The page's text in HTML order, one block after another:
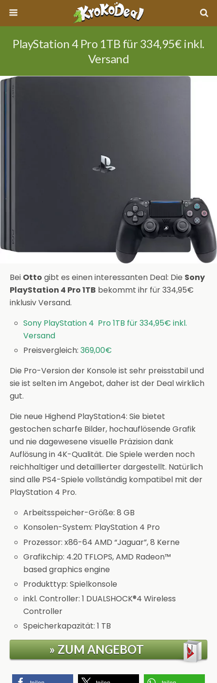
PlayStation 4 Pro 1TB für 334,95€ inkl.
Versand
Bei Otto gibt es einen interessanten Deal: Die Sony
PlayStation 4 Pro 1TB bekommt ihr für 334,95€
inklusiv Versand.
Sony PlayStation 4 Pro 1TB für 334,95€ inkl.
Versand
Preisvergleich:369,00€
Die Pro-Version der Konsole ist sehr preisstabil und
sie ist selten im Angebot, daher ist der Deal wirklich
gut.
Die neue Highend PlayStation4: Sie bietet
gestochen scharfe Bilder, hochauflösende Grafik
und nie dagewesene visuelle Präzision dank
Auflösung in 4K-Qualität. Die Spiele werden noch
reichhaltiger und detaillierter dargestellt. Natürlich
sind alle PS4-Spiele vollständig kompatibel mit der
PlayStation 4 Pro.
Arbeitsspeicher-Größe: 8 GB
Konsolen-System: PlayStation 4 Pro
Prozessor: x86-64 AMD “Jaguar”, 8 Kerne
Grafikchip: 4.20 TFLOPS, AMD Radeon™
based graphics engine
Produkttyp: Spielkonsole
inkl. Controller: 1 DUALSHOCK®4 Wireless
Controller
Speicherkapazität: 1 TB
» ZUM ANGEBOT